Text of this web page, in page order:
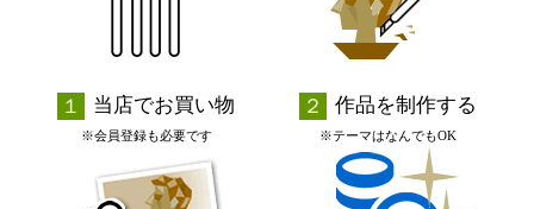
当店でお買い物
※会員登録も必要です
作品を制作する
※テーマはなんでもOK